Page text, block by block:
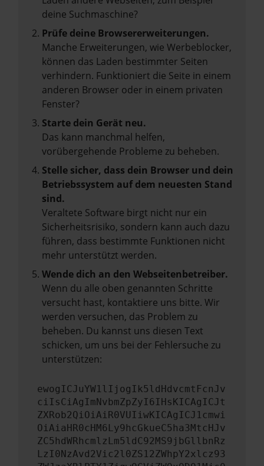
deine Suchmaschine?
Prüfe deine Browsererweiterungen.
Manche Erweiterungen, wie Werbeblocker,
können das Laden bestimmter Seiten
verhindern. Funktioniert die Seite in einem
anderen Browser oder in einem privaten
Fenster?
Starte dein Gerät neu.
Das kann manchmal helfen,
vorübergehende Probleme zu beheben.
Stelle sicher, dass dein Browser und dein
Betriebssystem auf dem neuesten Stand
sind.
Veraltete Software birgt nicht nur ein
Sicherheitsrisiko, sondern kann auch dazu
führen, dass bestimmte Funktionen nicht
mehr unterstützt werden.
Wende dich an den Webseitenbetreiber.
Wenn du alle oben genannten Schritte
versucht hast, kontaktiere uns bitte. Wir
werden versuchen, das Problem zu
beheben. Du kannst uns diesen Text
schicken, um uns bei der Fehlersuche zu
unterstützen:
ewogICJuYW1lIjogIk5ldHdvcmtFcnJv
ciIsCiAgImNvbmZpZyI6IHsKICAgICJt
ZXRob2QiOiAiR0VUIiwKICAgICJ1cmwi
OiAiaHR0cHM6Ly9hcGkueC5ha3MtcHJv
ZC5hdWRhcmlzLm5ldC92MS9jbGllbnRz
LzI0NzAvd2Vic2l0ZS12ZWhpY2xlcz93